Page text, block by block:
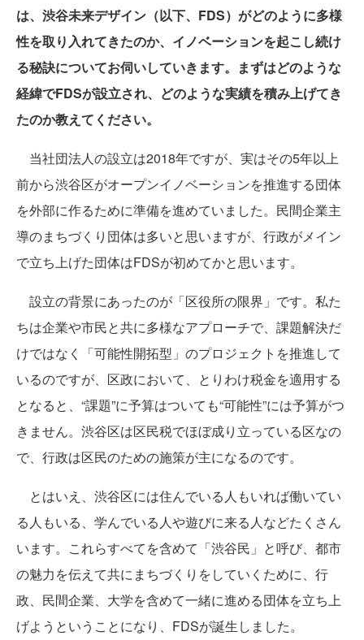
は、渋谷未来デザイン（以下、FDS）がどのように多様
性を取り入れてきたのか、イノベーションを起こし続け
る秘訣についてお伺いしていきます。まずはどのような
経緯でFDSが設立され、どのような実績を積み上げてき
たのか教えてください。
当社団法人の設立は2018年ですが、実はその5年以上
前から渋谷区がオープンイノベーションを推進する団体
を外部に作るために準備を進めていました。民間企業主
導のまちづくり団体は多いと思いますが、行政がメイン
で立ち上げた団体はFDSが初めてかと思います。
設立の背景にあったのが「区役所の限界」です。私た
ちは企業や市民と共に多様なアプローチで、課題解決だ
けではなく「可能性開拓型」のプロジェクトを推進して
いるのですが、区政において、とりわけ税金を適用する
となると、“課題”に予算はついても“可能性”には予算がつ
きません。渋谷区は区民税でほぼ成り立っている区なの
で、行政は区民のための施策が主になるのです。
とはいえ、渋谷区には住んでいる人もいれば働いてい
る人もいる、学んでいる人や遊びに来る人などたくさん
います。これらすべてを含めて「渋谷民」と呼び、都市
の魅力を伝えて共にまちづくりをしていくために、行
政、民間企業、大学を含めて一緒に進める団体を立ち上
げようということになり、FDSが誕生しました。